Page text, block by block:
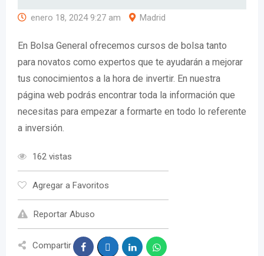
enero 18, 2024 9:27 am Madrid
En Bolsa General ofrecemos cursos de bolsa tanto
para novatos como expertos que te ayudarán a mejorar
tus conocimientos a la hora de invertir. En nuestra
página web podrás encontrar toda la información que
necesitas para empezar a formarte en todo lo referente
a inversión.
162 vistas
Agregar a Favoritos
Reportar Abuso
Compartir